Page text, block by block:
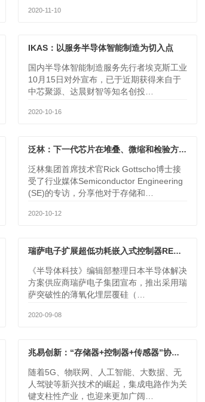
2020-11-10
IKAS：以服务半导体智能制造为切入点
国内半导体智能制造服务先行者埃克斯工业
10月15日对外宣布，已于近期获得来自于
中芯聚源、达晨财智等知名创投…
2020-10-16
泛林：下一代芯片在堆叠、微缩和检验方面的挑战
泛林集团首席技术官Rick Gottscho博士接
受了行业媒体Semiconductor Engineering
(SE)的专访，分享他对于存储和…
2020-10-12
瑞萨电子扩展超低功耗嵌入式控制器RE产品家族
《半导体科技》编辑部整理日本半导体解决
方案供应商瑞萨电子集团宣布，推出采用瑞
萨突破性的薄氧化埋层覆硅（…
2020-09-08
兆易创新：“存储器+控制器+传感器”协同发展，打造万物互联时代一站式芯片体系
随着5G、物联网、人工智能、大数据、无
人驾驶等新兴技术的崛起，集成电路作为关
键支柱性产业，也迎来更加广阔…